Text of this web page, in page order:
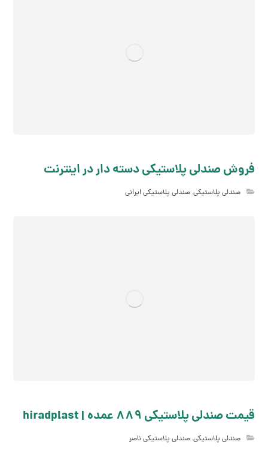
فروش صندلی پلاستیکی دسته دار در اینترنت
صندلی پلاستیکی,صندلی پلاستیکی ایرانی
قیمت صندلی پلاستیکی 889 عمده | hiradplast
صندلی پلاستیکی,صندلی پلاستیکی ناصر